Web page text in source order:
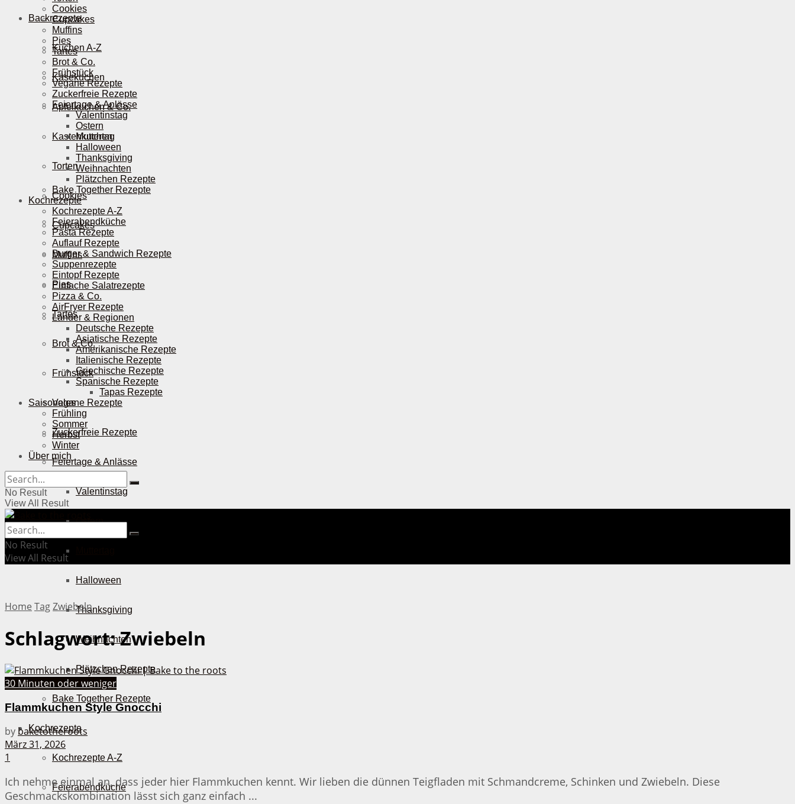
Backrezepte
Kuchen A-Z
Käsekuchen
Apfelkuchen & Co.
Kastenkuchen
Torten
Cookies
Cupcakes
Muffins
Pies
Tartes
Brot & Co.
Frühstück
Vegane Rezepte
Zuckerfreie Rezepte
Feiertage & Anlässe
Valentinstag
Ostern
Halloween
Thanksgiving
Weihnachten
Plätzchen Rezepte
Bake Together Rezepte
Kochrezepte
Kochrezepte A-Z
Feierabendküche
Cookies
Cupcakes
Muffins
Pies
Tartes
Brot & Co.
Frühstück
Vegane Rezepte
Zuckerfreie Rezepte
Feiertage & Anlässe
Valentinstag
Ostern
Muttertag
Halloween
Thanksgiving
Weihnachten
Plätzchen Rezepte
Bake Together Rezepte
Kochrezepte
Kochrezepte A-Z
Feierabendküche
Pasta Rezepte
Auflauf Rezepte
Burger & Sandwich Rezepte
Suppenrezepte
Eintopf Rezepte
Einfache Salatrezepte
Pizza & Co.
AirFryer Rezepte
Länder & Regionen
Deutsche Rezepte
Asiatische Rezepte
Amerikanische Rezepte
Italienische Rezepte
Griechische Rezepte
Spanische Rezepte
Tapas Rezepte
Saisonales
Frühling
Sommer
Herbst
Winter
Über mich
No Result
View All Result
No Result
View All Result
Home TagZwiebeln
Schlagwort:Zwiebeln
30 Minuten oder weniger
Flammkuchen Style Gnocchi
by baketotheroots
März 31, 2026
1
Ich nehme einmal an, dass jeder hier Flammkuchen kennt. Wir lieben die dünnen Teigfladen mit Schmandcreme, Schinken und Zwiebeln. Diese
Geschmackskombination lässt sich ganz einfach ...